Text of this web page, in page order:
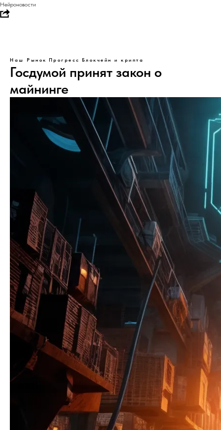
Нейроновости
Наш Рынок Прогресс Блокчейн и крипта
Госдумой принят закон о
майнинге